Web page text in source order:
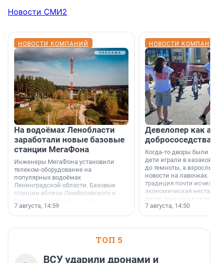
Новости СМИ2
НОВОСТИ КОМПАНИЙ
На водоёмах Ленобласти
заработали новые базовые
станции МегаФона
Инженеры МегаФона установили
телеком-оборудование на
популярных водоёмах
Ленинградской области. Базовые
станции вблизи Лемболовского и
недалеко от Большого Тосненского
водопада.
7 августа, 14:59
НОВОСТИ
Девелопер как
добрососедства
Когда-то дворы были
дети играли в казаков-
до темноты, а
новости на лавочках. В
традиция почти
экономическая
отсутствие ухода за
сделали своё дело.
7 августа, 14:50
ТОП 5
ВСУ ударили дронами и